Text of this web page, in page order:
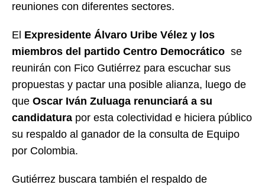
reuniones con diferentes sectores.
El Expresidente Álvaro Uribe Vélez y los
miembros del partido Centro Democrático se
reunirán con Fico Gutiérrez para escuchar sus
propuestas y pactar una posible alianza, luego de
que Oscar Iván Zuluaga renunciará a su
candidatura por esta colectividad e hiciera público
su respaldo al ganador de la consulta de Equipo
por Colombia.
Gutiérrez buscara también el respaldo de